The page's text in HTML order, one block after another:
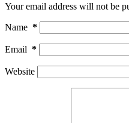
Your email address will not be
Name *
Email *
Website